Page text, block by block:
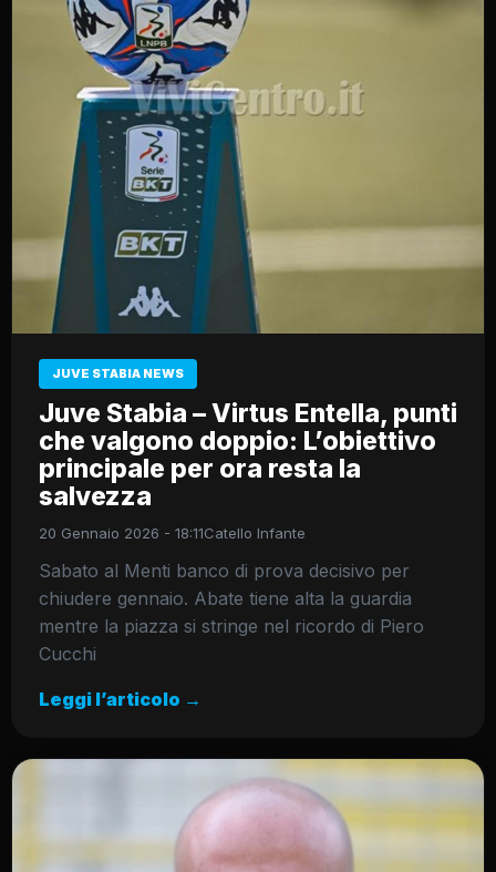
JUVE STABIA NEWS
Juve Stabia – Virtus Entella, punti
che valgono doppio: L’obiettivo
principale per ora resta la
salvezza
20 Gennaio 2026 - 18:11Catello Infante
Sabato al Menti banco di prova decisivo per
chiudere gennaio. Abate tiene alta la guardia
mentre la piazza si stringe nel ricordo di Piero
Cucchi
Leggi l’articolo →